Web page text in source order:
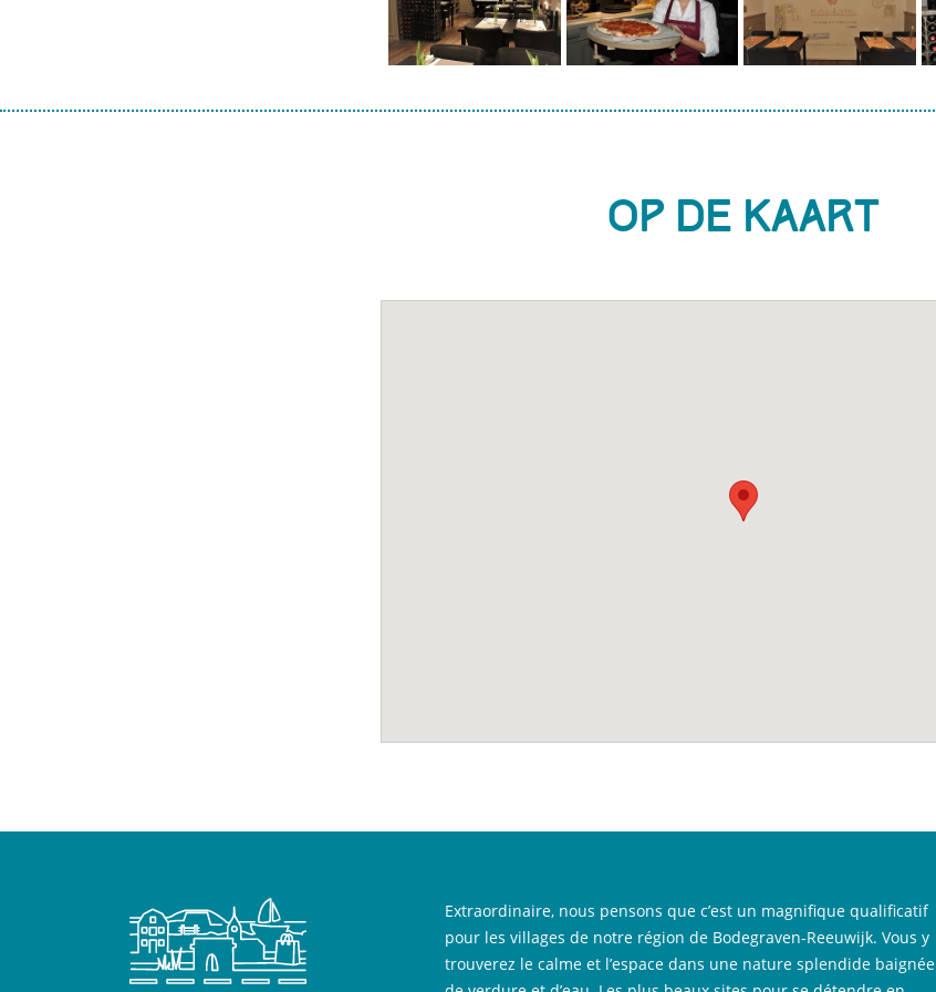
Op de kaart
Extraordinaire, nous pensons que c’est un magnifique qualificatif
pour les villages de notre région de Bodegraven-Reeuwijk. Vous y
trouverez le calme et l’espace dans une nature splendide baignée